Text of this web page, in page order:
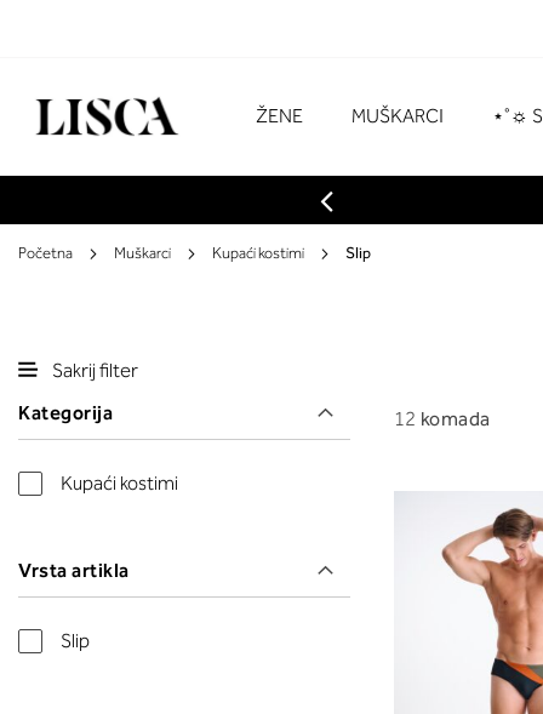
ŽENE MUŠKARCI ⋆˚☼
Početna Muškarci Kupaći kostimi Slip
Sakrij filter
12 komada
Kategorija
Kupaći kostimi
Vrsta artikla
Slip